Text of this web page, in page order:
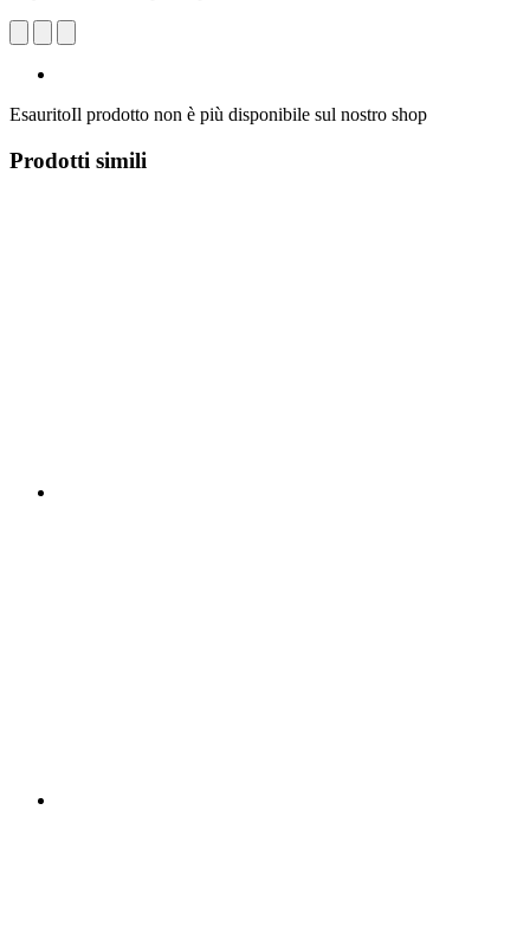
EsauritoIl prodotto non è più disponibile sul nostro shop
Prodotti simili